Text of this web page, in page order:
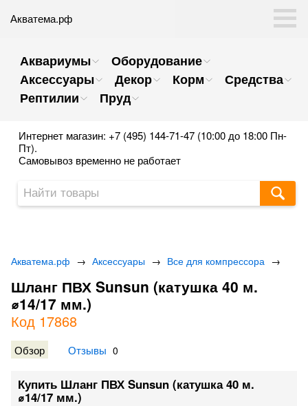
Акватема.рф
Аквариумы
Оборудование
Аксессуары
Декор Корм
Средства
Рептилии
Пруд
Интернет магазин: +7 (495) 144-71-47 (10:00 до 18:00 Пн-
Пт).
Самовывоз временно не работает
Акватема.рф → Аксессуары → Все для компрессора →
Шланг ПВХ Sunsun (катушка 40 м.
⌀14/17 мм.)
Код 17868
Обзор Отзывы 0
Купить Шланг ПВХ Sunsun (катушка 40 м.
⌀14/17 мм.)